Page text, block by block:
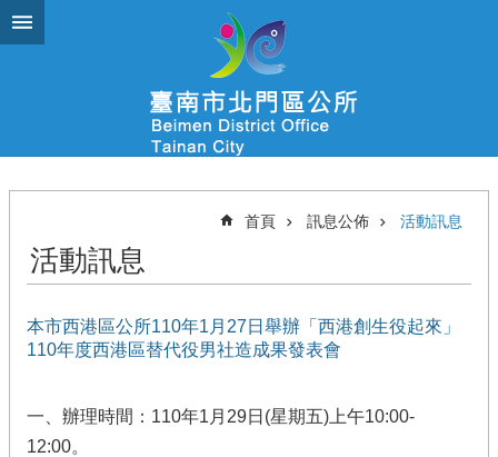
跳到主要內容區塊
首頁 訊息公佈 活動訊息
活動訊息
本市西港區公所110年1月27日舉辦「西港創生役起來」
110年度西港區替代役男社造成果發表會
一、辦理時間：110年1月29日(星期五)上午10:00-
12:00。